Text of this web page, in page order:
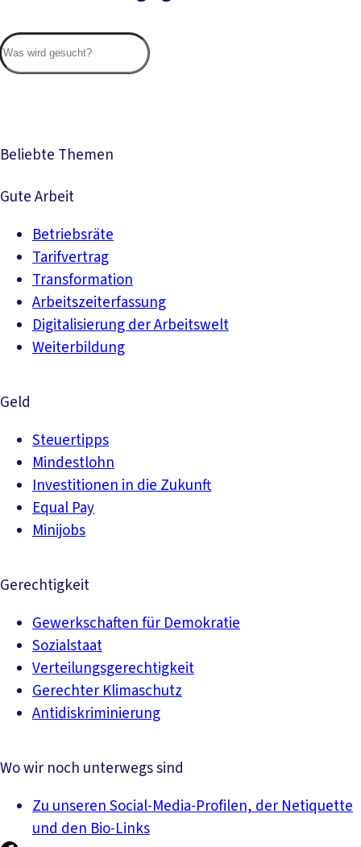
Beliebte Themen
Gute Arbeit
Betriebsräte
Tarifvertrag
Transformation
Arbeitszeiterfassung
Digitalisierung der Arbeitswelt
Weiterbildung
Geld
Steuertipps
Mindestlohn
Investitionen in die Zukunft
Equal Pay
Minijobs
Gerechtigkeit
Gewerkschaften für Demokratie
Sozialstaat
Verteilungsgerechtigkeit
Gerechter Klimaschutz
Antidiskriminierung
Wo wir noch unterwegs sind
Zu unseren Social-Media-Profilen, der Netiquette
und den Bio-Links